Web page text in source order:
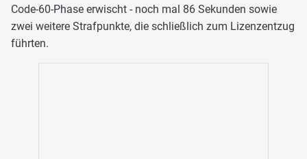
Code-60-Phase erwischt - noch mal 86 Sekunden sowie
zwei weitere Strafpunkte, die schließlich zum Lizenzentzug
führten.